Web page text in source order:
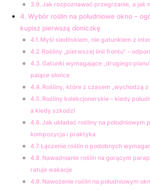
Jak rozpoznawać przegrzanie, a jak
Wybór roślin na południowe okno –
kupisz pierwszą doniczkę
Myśl siedliskiem, nie gatunkiem z
Rośliny „pierwszej linii frontu” –
Gatunki wymagające „drugiego
palące słońce
Rośliny, które z czasem „wychodzą z
Rośliny kolekcjonerskie – kiedy
a kiedy szkodzi
Jak układać rośliny na południowym
kompozycja i praktyka
Łączenie roślin o podobnych
Nawadnianie roślin na gorącym
ratuje wakacje
Nawożenie roślin na południowym